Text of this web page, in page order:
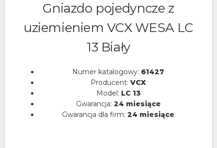
Gniazdo pojedyncze z
uziemieniem VCX WESA LC
13 Biały
Numer katalogowy: 61427
Producent: VCX
Model: LC 13
Gwarancja: 24 miesiące
Gwarancja dla firm: 24 miesiące